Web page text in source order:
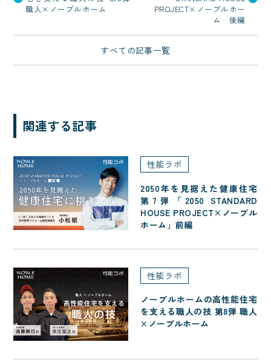
職人×ノーブルホーム
すべての記事一覧
PROJECT×ノーブルホー
ム 後編
関連する記事
性能ラボ
2050年を見据えた健康住宅
第7弾「2050 STANDARD
HOUSE PROJECT×ノーブル
ホーム」前編
性能ラボ
ノーブルホームの高性能住宅
を支える職人の技 第8弾 職人
×ノーブルホーム